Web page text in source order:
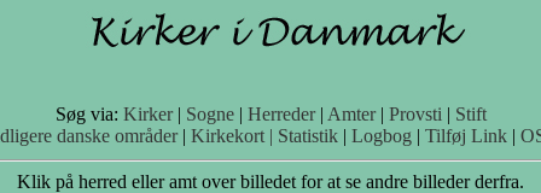
Søg via: Kirker| Sogne| Herreder| Amter| Provsti | Stift
danske områder| Kirkekort | Statistik | Logbog | Tilføj Link |
Klik på herred eller amt over billedet for at se andre billeder derfra.